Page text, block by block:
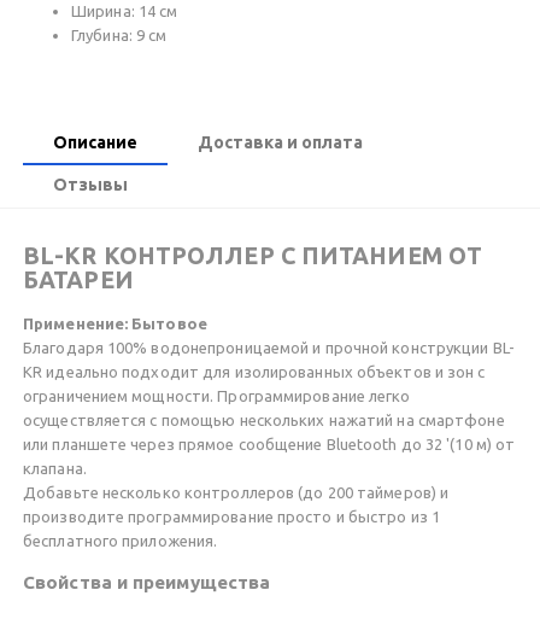
Ширина: 14 см
Глубина: 9 см
Описание Доставка и оплата
Отзывы
BL-KR КОНТРОЛЛЕР С ПИТАНИЕМ ОТ
БАТАРЕИ
Применение: Бытовое
Благодаря 100% водонепроницаемой и прочной конструкции BL-
KR идеально подходит для изолированных объектов и зон с
ограничением мощности. Программирование легко
осуществляется с помощью нескольких нажатий на смартфоне
или планшете через прямое сообщение Bluetooth до 32 '(10 м) от
клапана.
Добавьте несколько контроллеров (до 200 таймеров) и
производите программирование просто и быстро из 1
бесплатного приложения.
Свойства и преимущества